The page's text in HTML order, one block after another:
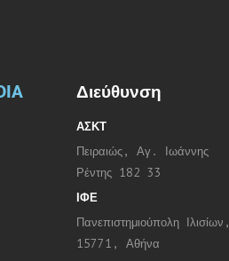
Διεύθυνση
ΑΣΚΤ
Πειραιώς, Αγ. Ιωάννης
Ρέντης 182 33
ΙΦΕ
Πανεπιστημιούπολη Ιλισίων,
15771, Αθήνα